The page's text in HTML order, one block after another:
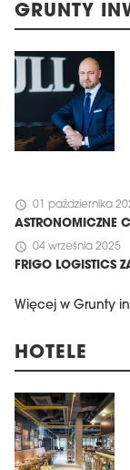
GRUNTY
schedule 01 października
ASTRONOMICZNE
schedule 04 września 2025
FRIGO LOGISTICS
Więcej w Grunty
HOTELE